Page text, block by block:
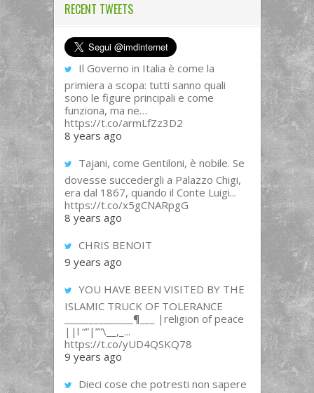
RECENT TWEETS
Il Governo in Italia è come la
primiera a scopa: tutti sanno quali
sono le figure principali e come
funziona, ma ne…
https://t.co/armLfZz3D2
8 years ago
Tajani, come Gentiloni, è nobile. Se
dovesse succedergli a Palazzo Chigi,
era dal 1867, quando il Conte Luigi...
https://t.co/x5gCNARpgG
8 years ago
CHRIS BENOIT
9 years ago
YOU HAVE BEEN VISITED BY THE
ISLAMIC TRUCK OF TOLERANCE
______________¶___ |religion of peace
||l “”|””\__,_...
https://t.co/yUD4QSKQ78
9 years ago
Dieci cose che potresti non sapere